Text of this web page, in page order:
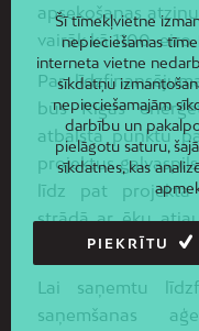
apsekošanas
vairāk kā 1100 eiro.
Par
būs Rīgas
atbalsta punktu
projektus
līdz pat projekta
strādā ar ēku
novērst
Lai saņemtu
saņemšanas
Šī tīmekļvietne
nepieciešamas
interneta vietne
sīkdatņu
nepieciešamajām
darbību un
pielāgotu saturu,
sīkdatnes, kas
PIEKRĪTU